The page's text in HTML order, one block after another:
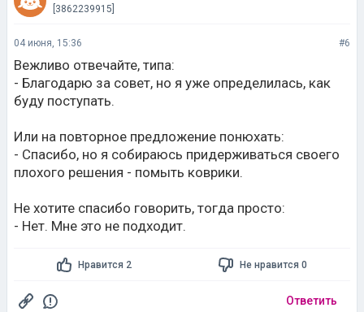
[3862239915]
04 июня, 15:36 #6
Вежливо отвечайте, типа:
- Благодарю за совет, но я уже определилась, как
буду поступать.
Или на повторное предложение понюхать:
- Спасибо, но я собираюсь придерживаться своего
плохого решения - помыть коврики.
Не хотите спасибо говорить, тогда просто:
- Нет. Мне это не подходит.
Нравится 2 Не нравится 0
Ответить